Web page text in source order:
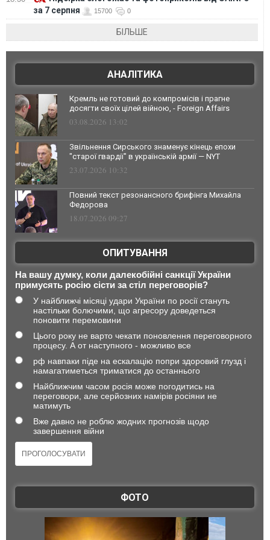
за 7 серпня
15700 0
БІЛЬШЕ
АНАЛІТИКА
Кремль не готовий до компромісів і прагне
досягти своїх цілей війною, - Foreign Affairs
03.08.2026 13:02
Звільнення Сирського знаменує кінець епохи
"старої гвардії" в українській армії — NYT
23.07.2026 10:32
Повний текст резонансного брифінга Михайла
Федорова
18.07.2026 09:27
ОПИТУВАННЯ
На вашу думку, коли далекобійні санкції України
примусять росію сісти за стіл переговорів?
У найближчі місяці удари України по росії стануть
настільки болючими, що агресору доведеться
поновити перемовини
Цього року не варто чекати поновлення переговорного
процесу. А от наступного - можливо все
рф навпаки піде на ескалацію попри здоровий глузд і
намагатиметься триматися до останнього
Найближчим часом росія може погодитись на
переговори, але серйозних намірів росіяни не
матимуть
Вже давно не роблю жодних прогнозів щодо
завершення війни
ФОТО